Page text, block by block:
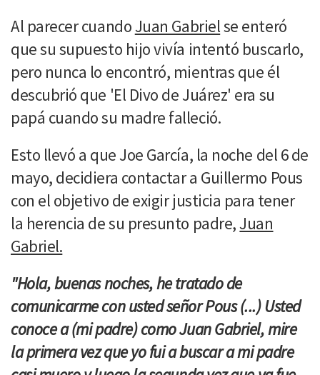
Al parecer cuandoJuan Gabrielse enteró
que su supuesto hijo vivía intentó buscarlo,
pero nunca lo encontró, mientras que él
descubrió que 'El Divo de Juárez' era su
papá cuando su madre falleció.
Esto llevó a que Joe García, la noche del 6 de
mayo, decidiera contactar a Guillermo Pous
con el objetivo de exigir justicia para tener
la herencia de su presunto padre,Juan
Gabriel.
"Hola, buenas noches, he tratado de
comunicarme con usted señor Pous (...) Usted
conoce a (mi padre) como Juan Gabriel, mire
la primera vez que yo fui a buscar a mi padre